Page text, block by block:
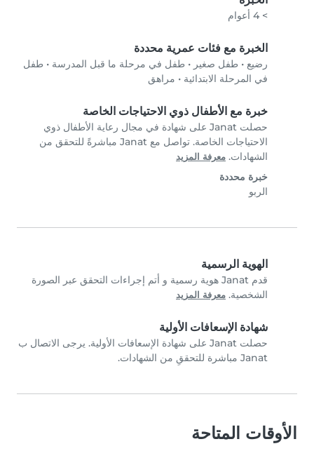
> 4 أعوام
الخبرة مع فئات عمرية محددة
رضيع • طفل صغير • طفل في مرحلة ما قبل المدرسة • طفل
في المرحلة الابتدائية • مراهق
خبرة مع الأطفال ذوي الاحتياجات الخاصة
حصلت Janat على شهادة في مجال رعاية الأطفال ذوي
الاحتياجات الخاصة. تواصل مع Janat مباشرةً للتحقق من
الشهادات. معرفة المزيد
خبرة محددة
الربو
الهوية الرسمية
قدم Janat هوية رسمية و أتم إجراءات التحقق عبر الصورة
الشخصية. معرفة المزيد
شهادة الإسعافات الأولية
حصلت Janat على شهادة الإسعافات الأولية. يرجى الاتصال ب
Janat مباشرة للتحققِ من الشهادات.
الأوقات المتاحة